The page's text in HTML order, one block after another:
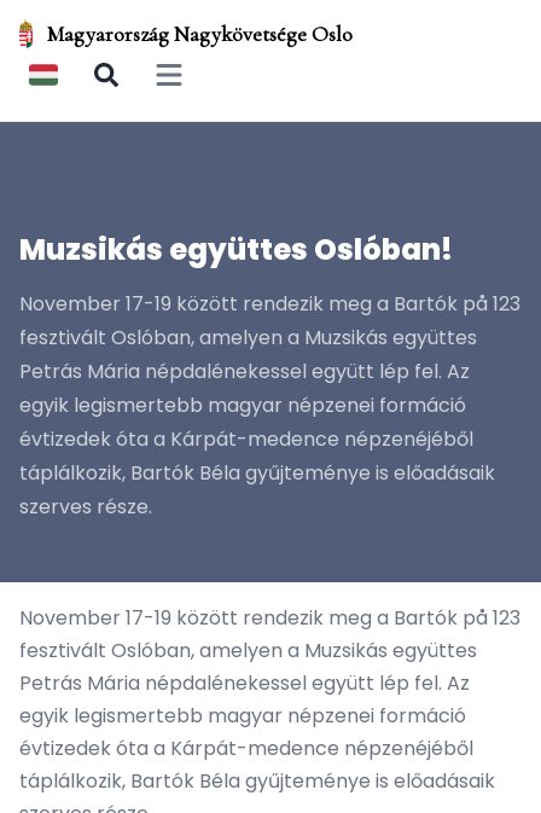
Magyarország Nagykövetsége Oslo
Open main menu
Muzsikás együttes Oslóban!
November 17-19 között rendezik meg a Bartók på 123
fesztivált Oslóban, amelyen a Muzsikás együttes
Petrás Mária népdalénekessel együtt lép fel. Az
egyik legismertebb magyar népzenei formáció
évtizedek óta a Kárpát-medence népzenéjéből
táplálkozik, Bartók Béla gyűjteménye is előadásaik
szerves része.
November 17-19 között rendezik meg a Bartók på 123
fesztivált Oslóban, amelyen a Muzsikás együttes
Petrás Mária népdalénekessel együtt lép fel. Az
egyik legismertebb magyar népzenei formáció
évtizedek óta a Kárpát-medence népzenéjéből
táplálkozik, Bartók Béla gyűjteménye is előadásaik